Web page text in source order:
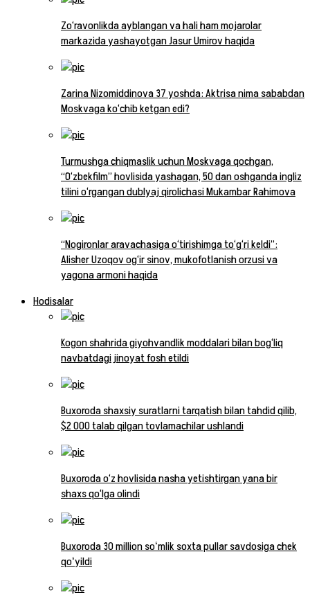
Zo‘ravonlikda ayblangan va hali ham mojarolar
markazida yashayotgan Jasur Umirov haqida
Zarina Nizomiddinova 37 yoshda: Aktrisa nima sababdan
Moskvaga ko‘chib ketgan edi?
Turmushga chiqmaslik uchun Moskvaga qochgan,
“O‘zbekfilm” hovlisida yashagan, 50 dan oshganda ingliz
tilini o‘rgangan dublyaj qirolichasi Mukambar Rahimova
“Nogironlar aravachasiga o‘tirishimga to‘g‘ri keldi”:
Alisher Uzoqov og‘ir sinov, mukofotlanish orzusi va
yagona armoni haqida
Hodisalar
Kogon shahrida giyohvandlik moddalari bilan bog‘liq
navbatdagi jinoyat fosh etildi
Buxoroda shaxsiy suratlarni tarqatish bilan tahdid qilib,
$2 000 talab qilgan tovlamachilar ushlandi
Buxoroda o‘z hovlisida nasha yetishtirgan yana bir
shaxs qo‘lga olindi
Buxoroda 30 million soʻmlik soxta pullar savdosiga chek
qoʻyildi